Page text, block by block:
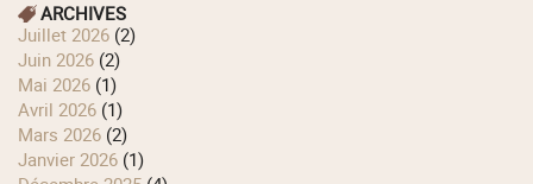
ARCHIVES
juillet 2026 (2)
juin 2026 (2)
mai 2026 (1)
avril 2026 (1)
mars 2026 (2)
janvier 2026 (1)